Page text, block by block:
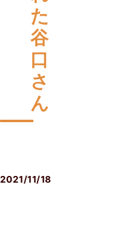
た
谷
口
さ
ん
2021/11/18